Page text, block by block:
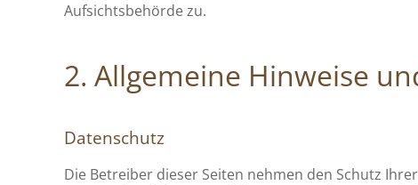
Aufsichtsbehörde zu.
2. Allgemeine Hinweise
Datenschutz
Die Betreiber dieser Seiten nehmen den Schutz